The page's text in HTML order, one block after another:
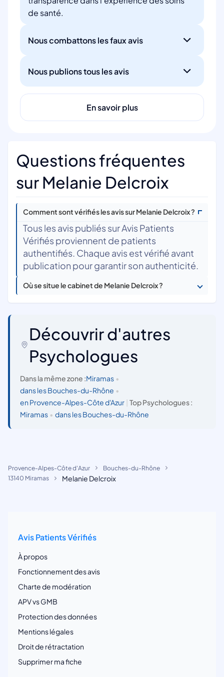
de santé.
Nous combattons les faux avis
Nous publions tous les avis
En savoir plus
Questions fréquentes
sur Melanie Delcroix
Comment sont vérifiés les avis sur Melanie Delcroix ?
Tous les avis publiés sur Avis Patients
Vérifiés proviennent de patients
authentifiés. Chaque avis est vérifié avant
publication pour garantir son authenticité.
Où se situe le cabinet de Melanie Delcroix ?
Découvrir d'autres
Psychologues
Dans la même zone :Miramas •
dans les Bouches-du-Rhône •
en Provence-Alpes-Côte d'Azur
Top Psychologues :
Miramas • dans les Bouches-du-Rhône
Provence-Alpes-Côte d'Azur
Bouches-du-Rhône
13140 Miramas
Melanie Delcroix
Avis Patients Vérifiés
À propos
Fonctionnement des avis
Charte de modération
APV vs GMB
Protection des données
Mentions légales
Droit de rétractation
Supprimer ma fiche